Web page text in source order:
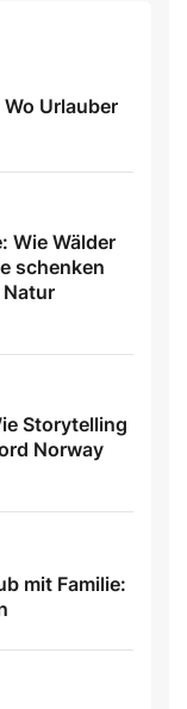
Urlauber
Wie Wälder
schenken
Storytelling
Norway
mit Familie: